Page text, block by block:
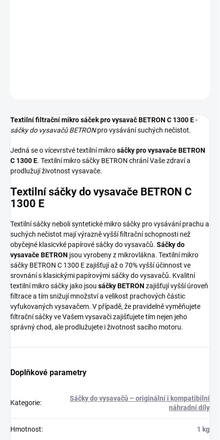
Textilní filtrační mikro sáček pro vysavač BETRON C 1300 E-
sáčky do vysavačů BETRONpro vysávání suchých nečistot.
Jedná se o vícevrstvé textilní mikrosáčky pro vysavače BETRON
C 1300 E. Textilní mikro sáčky BETRON chrání Vaše zdraví a
prodlužují životnost vysavače.
Textilní sáčky do vysavače BETRON C
1300 E
Textilní sáčky neboli syntetické mikro sáčky pro vysávání prachu a
suchých nečistot mají výrazně vyšší filtrační schopnosti než
obyčejné klasicvké papírové sáčky do vysavačů. Sáčky do
vysavače BETRON jsou vyrobeny z mikrovlákna. Textilní mikro
sáčky BETRON C 1300 E zajišťují až o 70% vyšší účinnost ve
srovnání s klasickými papírovými sáčky do vysavačů. Kvalitní
textilní mikro sáčky jako jsou sáčky BETRON zajišťují vyšší úroveň
filtrace a tím snižují množství a velikost prachových částic
vyfukovaných vysavačem. V případě, že pravidelně vyměňujete
filtrační sáčky ve Vašem vysavači zajišťujete tím nejen jeho
správný chod, ale prodlužujete i životnost sacího motoru.
Doplňkové parametry
Kategorie:
Sáčky do vysavačů – originální i kompatibilní
náhradní díly
Hmotnost: 1 kg